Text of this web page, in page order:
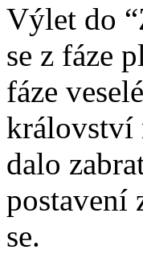
Výlet do
se z fáze
fáze
království
dalo
postavení
se.